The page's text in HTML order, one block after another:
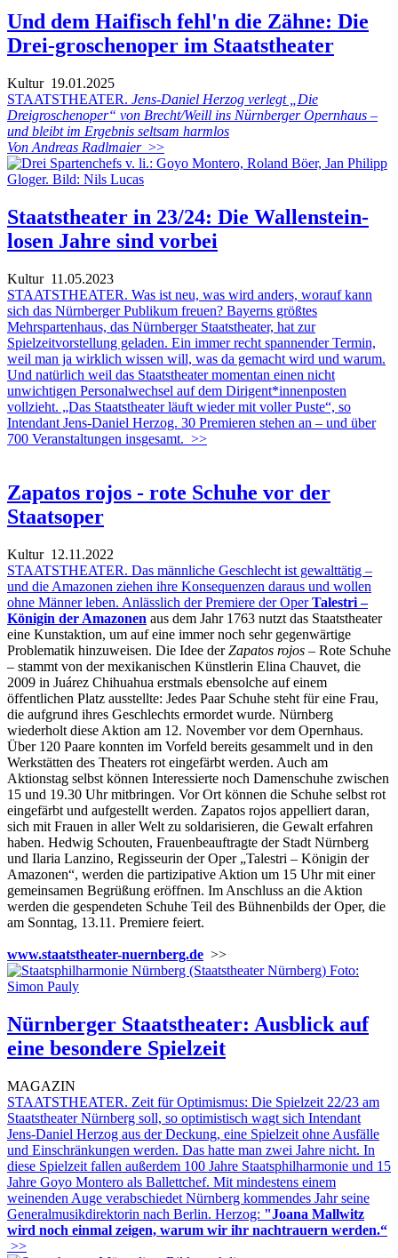
Und dem Haifisch fehl'n die Zähne: Die
Drei-groschenoper im Staatstheater
Kultur19.01.2025
STAATSTHEATER. Jens-Daniel Herzog verlegt „Die
Dreigroschenoper“ von Brecht/Weill ins Nürnberger Opernhaus –
und bleibt im Ergebnis seltsam harmlos
Von Andreas Radlmaier>>
Staatstheater in 23/24: Die Wallenstein-
losen Jahre sind vorbei
Kultur11.05.2023
STAATSTHEATER. Was ist neu, was wird anders, worauf kann
sich das Nürnberger Publikum freuen? Bayerns größtes
Mehrspartenhaus, das Nürnberger Staatstheater, hat zur
Spielzeitvorstellung geladen. Ein immer recht spannender Termin,
weil man ja wirklich wissen will, was da gemacht wird und warum.
Und natürlich weil das Staatstheater momentan einen nicht
unwichtigen Personalwechsel auf dem Dirigent*innenposten
vollzieht. „Das Staatstheater läuft wieder mit voller Puste“, so
Intendant Jens-Daniel Herzog. 30 Premieren stehen an – und über
700 Veranstaltungen insgesamt. >>
Zapatos rojos - rote Schuhe vor der
Staatsoper
Kultur12.11.2022
STAATSTHEATER. Das männliche Geschlecht ist gewalttätig –
und die Amazonen ziehen ihre Konsequenzen daraus und wollen
ohne Männer leben. Anlässlich der Premiere der OperTalestri –
Königin der Amazonen aus dem Jahr 1763 nutzt das Staatstheater
eine Kunstaktion, um auf eine immer noch sehr gegenwärtige
Problematik hinzuweisen. Die Idee derZapatos rojos – Rote Schuhe
– stammt von der mexikanischen Künstlerin Elina Chauvet, die
2009 in Juárez Chihuahua erstmals ebensolche auf einem
öffentlichen Platz ausstellte: Jedes Paar Schuhe steht für eine Frau,
die aufgrund ihres Geschlechts ermordet wurde. Nürnberg
wiederholt diese Aktion am 12. November vor dem Opernhaus.
Über 120 Paare konnten im Vorfeld bereits gesammelt und in den
Werkstätten des Theaters rot eingefärbt werden. Auch am
Aktionstag selbst können Interessierte noch Damenschuhe zwischen
15 und 19.30 Uhr mitbringen. Vor Ort können die Schuhe selbst rot
eingefärbt und aufgestellt werden. Zapatos rojos appelliert daran,
sich mit Frauen in aller Welt zu soldarisieren, die Gewalt erfahren
haben. Hedwig Schouten, Frauenbeauftragte der Stadt Nürnberg
und Ilaria Lanzino, Regisseurin der Oper „Talestri – Königin der
Amazonen“, werden die partizipative Aktion um 15 Uhr mit einer
gemeinsamen Begrüßung eröffnen. Im Anschluss an die Aktion
werden die gespendeten Schuhe Teil des Bühnenbilds der Oper, die
am Sonntag, 13.11. Premiere feiert.
www.staatstheater-nuernberg.de >>
Nürnberger Staatstheater: Ausblick auf
eine besondere Spielzeit
MAGAZIN
STAATSTHEATER. Zeit für Optimismus: Die Spielzeit 22/23 am
Staatstheater Nürnberg soll, so optimistisch wagt sich Intendant
Jens-Daniel Herzog aus der Deckung, eine Spielzeit ohne Ausfälle
und Einschränkungen werden. Das hatte man zwei Jahre nicht. In
diese Spielzeit fallen außerdem 100 Jahre Staatsphilharmonie und 15
Jahre Goyo Montero als Ballettchef. Mit mindestens einem
weinenden Auge verabschiedet Nürnberg kommendes Jahr seine
Generalmusikdirektorin nach Berlin. Herzog: "Joana Mallwitz
wird noch einmal zeigen, warum wir ihr nachtrauern werden.“
>>